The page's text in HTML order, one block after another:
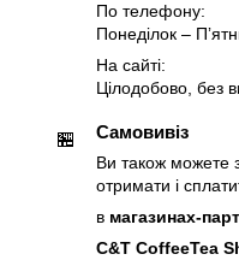
По телефону:
Понеділок –
На сайті:
Цілодобово, без
🏪 Самовивіз
Ви також можете
отримати і
в магазинах-
C&T CoffeeTea